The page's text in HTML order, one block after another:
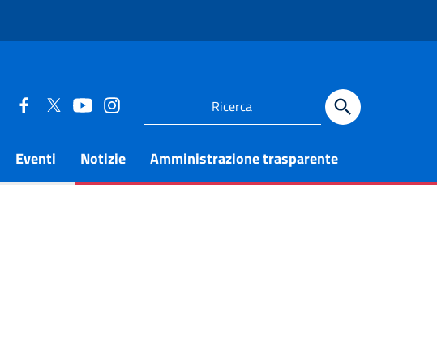
Eventi Notizie Amministrazione trasparente